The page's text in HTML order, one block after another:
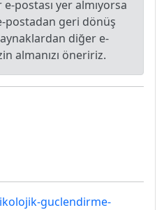
postası yer almıyorsa
postadan geri dönüş
diğer e-
almanızı öneririz.
guclendirme-